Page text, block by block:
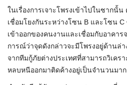
ในเรื่องการเจาะโพรงเข้าไปในซากนั้น
เชื่อมโยงกันระหว่างโซน B และโซน
เข้าออกของคนงานและเชื่อมกับอาคาร
การณ์ว่าจุดดังกล่าวจะมีโพรงอยู่ด้านล่
จากทีมกู้ภัยต่างประเทศที่สามารถวิเคร
หลบหนีออกมาติดค้างอยู่เป็นจำนวนมาก